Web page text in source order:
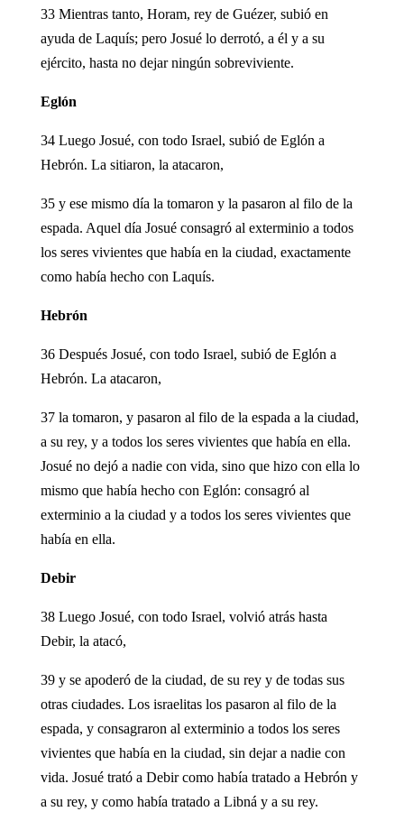
33 Mientras tanto, Horam, rey de Guézer, subió en
ayuda de Laquís; pero Josué lo derrotó, a él y a su
ejército, hasta no dejar ningún sobreviviente.
Eglón
34 Luego Josué, con todo Israel, subió de Eglón a
Hebrón. La sitiaron, la atacaron,
35 y ese mismo día la tomaron y la pasaron al filo de la
espada. Aquel día Josué consagró al exterminio a todos
los seres vivientes que había en la ciudad, exactamente
como había hecho con Laquís.
Hebrón
36 Después Josué, con todo Israel, subió de Eglón a
Hebrón. La atacaron,
37 la tomaron, y pasaron al filo de la espada a la ciudad,
a su rey, y a todos los seres vivientes que había en ella.
Josué no dejó a nadie con vida, sino que hizo con ella lo
mismo que había hecho con Eglón: consagró al
exterminio a la ciudad y a todos los seres vivientes que
había en ella.
Debir
38 Luego Josué, con todo Israel, volvió atrás hasta
Debir, la atacó,
39 y se apoderó de la ciudad, de su rey y de todas sus
otras ciudades. Los israelitas los pasaron al filo de la
espada, y consagraron al exterminio a todos los seres
vivientes que había en la ciudad, sin dejar a nadie con
vida. Josué trató a Debir como había tratado a Hebrón y
a su rey, y como había tratado a Libná y a su rey.